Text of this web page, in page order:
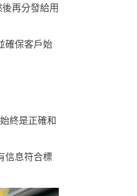
再分發給用
確保客戶始
終是正確和
信息符合標